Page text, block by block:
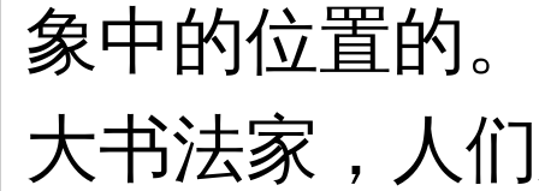
象中的位置的
大书法家，人